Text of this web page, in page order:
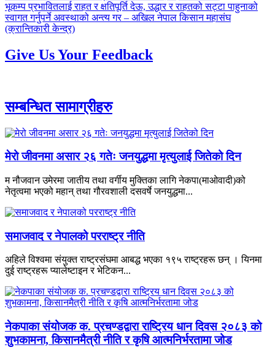
-अघिल्लाे
-
भूकम्प प्रभावितलाई राहत र क्षतिपूर्ति देऊ, उद्धार र राहतको सट्टा पाहुनाको
स्वागत गर्नुपर्ने अवस्थाको अन्त्य गर – अखिल नेपाल किसान महासंघ
(क्रान्तिकारी केन्द्र)
Give Us Your Feedback
सम्बन्धित सामाग्रीहरु
मेरो जीवनमा असार २६ गतेः जनयुद्धमा मृत्युलाई जितेको दिन
म नौजवान उमेरमा जातीय तथा वर्गीय मुक्तिका लागि नेकपा(माओवादी)को
नेतृत्वमा भएको महान् तथा गौरवशाली दसवर्षे जनयुद्धमा...
समाजवाद र नेपालको परराष्ट्र नीति
अहिले विश्वमा संयुक्त राष्ट्रसंघमा आबद्ध भएका १९५ राष्ट्रहरू छन् । यिनमा
दुई राष्ट्रहरू प्यालेष्टाइन र भेटिकन...
नेकपाका संयोजक क. प्रचण्डद्वारा राष्ट्रिय धान दिवस २०८३ को
शुभकामना, किसानमैत्री नीति र कृषि आत्मनिर्भरतामा जोड